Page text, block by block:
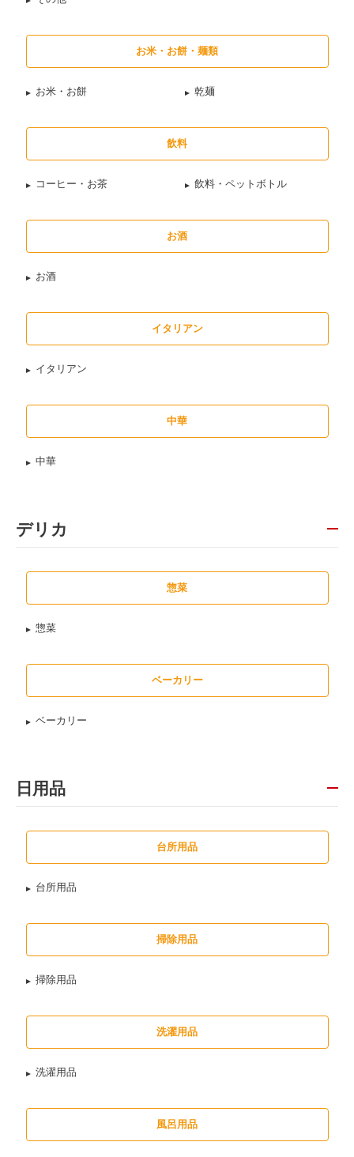
お米・お餅・麺類
お米・お餅 乾麺
飲料
コーヒー・お茶 飲料・ペットボトル
お酒
お酒
イタリアン
イタリアン
中華
中華
デリカ
惣菜
惣菜
ベーカリー
ベーカリー
日用品
台所用品
台所用品
掃除用品
掃除用品
洗濯用品
洗濯用品
風呂用品